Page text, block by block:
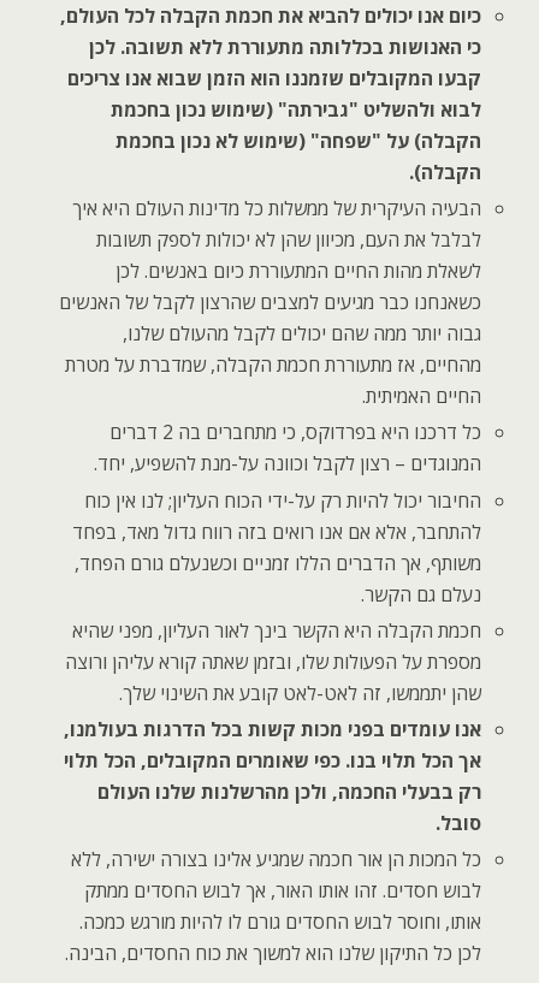
כיום אנו יכולים להביא את חכמת הקבלה לכל העולם,
כי האנושות בכללותה מתעוררת ללא תשובה. לכן
קבעו המקובלים שזמננו הוא הזמן שבוא אנו צריכים
לבוא ולהשליט "גבירתה" (שימוש נכון בחכמת
הקבלה) על "שפחה" (שימוש לא נכון בחכמת
הקבלה).
הבעיה העיקרית של ממשלות כל מדינות העולם היא איך
לבלבל את העם, מכיוון שהן לא יכולות לספק תשובות
לשאלת מהות החיים המתעוררת כיום באנשים. לכן
כשאנחנו כבר מגיעים למצבים שהרצון לקבל של האנשים
גבוה יותר ממה שהם יכולים לקבל מהעולם שלנו,
מהחיים, אז מתעוררת חכמת הקבלה, שמדברת על מטרת
החיים האמיתית.
כל דרכנו היא בפרדוקס, כי מתחברים בה 2 דברים
המנוגדים – רצון לקבל וכוונה על-מנת להשפיע, יחד.
החיבור יכול להיות רק על-ידי הכוח העליון; לנו אין כוח
להתחבר, אלא אם אנו רואים בזה רווח גדול מאד, בפחד
משותף, אך הדברים הללו זמניים וכשנעלם גורם הפחד,
נעלם גם הקשר.
חכמת הקבלה היא הקשר בינך לאור העליון, מפני שהיא
מספרת על הפעולות שלו, ובזמן שאתה קורא עליהן ורוצה
שהן יתממשו, זה לאט-לאט קובע את השינוי שלך.
אנו עומדים בפני מכות קשות בכל הדרגות בעולמנו,
אך הכל תלוי בנו. כפי שאומרים המקובלים, הכל תלוי
רק בבעלי החכמה, ולכן מהרשלנות שלנו העולם
סובל.
כל המכות הן אור חכמה שמגיע אלינו בצורה ישירה, ללא
לבוש חסדים. זהו אותו האור, אך לבוש החסדים ממתק
אותו, וחוסר לבוש החסדים גורם לו להיות מורגש כמכה.
לכן כל התיקון שלנו הוא למשוך את כוח החסדים, הבינה.